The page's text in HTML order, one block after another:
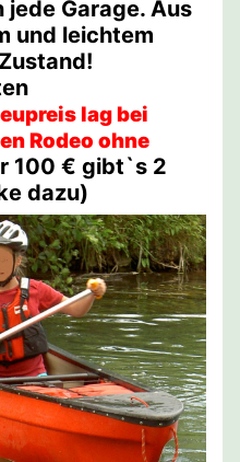
jede Garage. Aus
und leichtem
lag bei
Rodeo ohne
100 € gibt`s 2
dazu)